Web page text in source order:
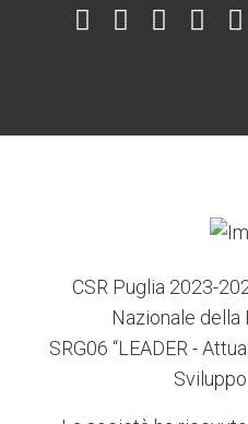
Item Item Item Item
CSR Puglia 2023-
Nazionale della
SRG06 “LEADER -